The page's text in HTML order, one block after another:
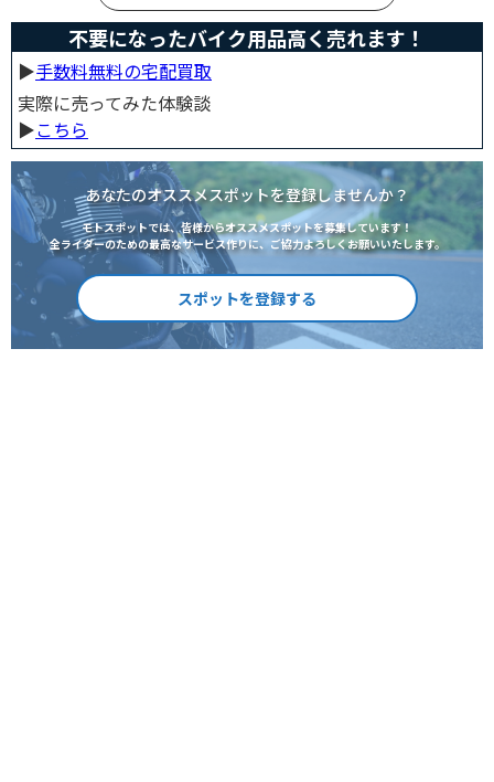
不要になったバイク用品高く売れます！
▶︎手数料無料の宅配買取
実際に売ってみた体験談
▶︎こちら
あなたのオススメスポットを登録しませんか？
モトスポットでは、皆様からオススメスポットを募集しています！
全ライダーのための最高なサービス作りに、ご協力よろしくお願いいたします。
スポットを登録する